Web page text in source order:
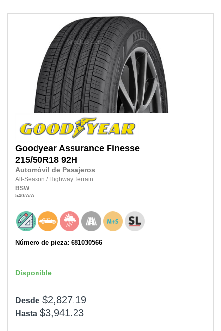
Goodyear Assurance Finesse
215/50R18 92H
Automóvil de Pasajeros
All-Season / Highway Terrain
BSW
540/A/A
Número de pieza: 681030566
Disponible
Desde $2,827.19
Hasta $3,941.23